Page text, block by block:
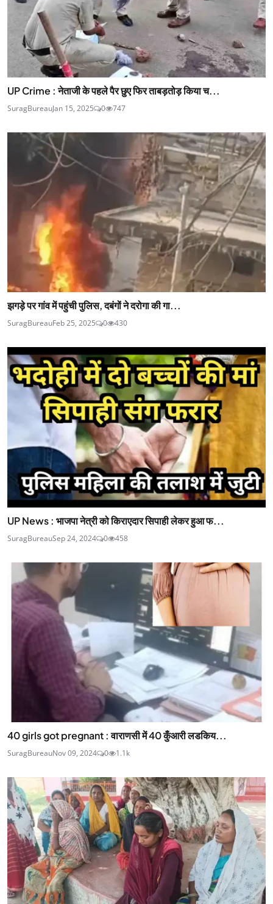
UP Crime : नेताजी के पहले पैर छुए फिर ताबड़तोड़ किया च...
SuragBureauJan 15, 2025 0 747
झगड़े पर गांव में पहुंची पुलिस, दबंगों ने दरोगा की गा...
SuragBureauFeb 25, 2025 0 430
UP News : भाजपा नेत्री को किराएदार सिपाही लेकर हुआ फ...
SuragBureauSep 24, 2024 0 458
40 girls got pregnant : वाराणसी में 40 कुँआरी लडकिय...
SuragBureauNov 09, 2024 0 1.1k